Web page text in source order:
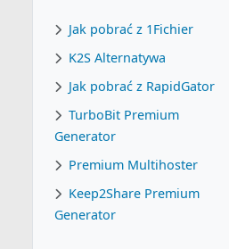
Jak pobrać z 1Fichier
K2S Alternatywa
Jak pobrać z RapidGator
TurboBit Premium
Generator
Premium Multihoster
Keep2Share Premium
Generator